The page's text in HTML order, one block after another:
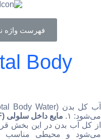
فهرست واژه
می‌شود: ۱.
مایع داخل سلولی (Intracellular Fluid – ICF):
از کل آب بدن در این بخش
می‌شود و محیطی مناسب